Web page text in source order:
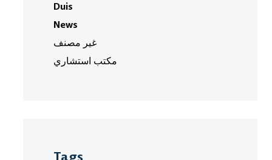
Duis
News
غير مصنف
مكتب استشاري
Tags